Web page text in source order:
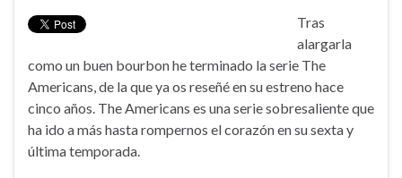
Tras
alargarla
como un buen bourbon he terminado la serie The
Americans, de la que ya os reseñé en su estreno hace
cinco años. The Americans es una serie sobresaliente que
ha ido a más hasta rompernos el corazón en su sexta y
última temporada.